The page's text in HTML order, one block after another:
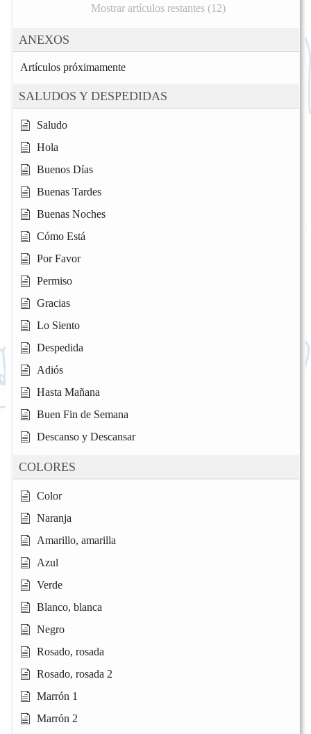
Mostrar artículos restantes (12)
ANEXOS
Artículos próximamente
SALUDOS Y DESPEDIDAS
Saludo
Hola
Buenos Días
Buenas Tardes
Buenas Noches
Cómo Está
Por Favor
Permiso
Gracias
Lo Siento
Despedida
Adiós
Hasta Mañana
Buen Fin de Semana
Descanso y Descansar
COLORES
Color
Naranja
Amarillo, amarilla
Azul
Verde
Blanco, blanca
Negro
Rosado, rosada
Rosado, rosada 2
Marrón 1
Marrón 2